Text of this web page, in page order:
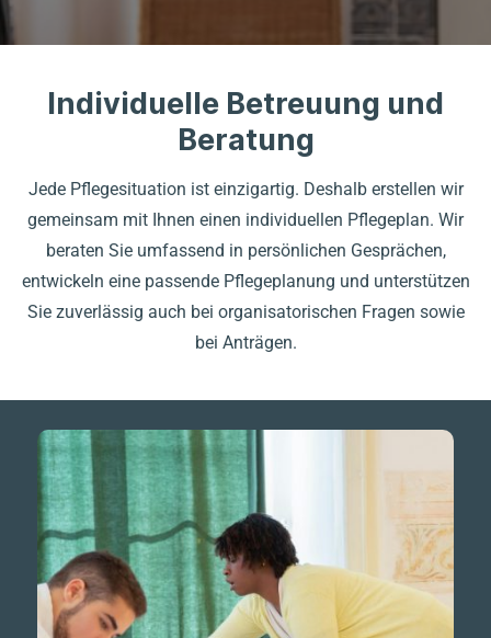
Individuelle Betreuung und
Beratung
Jede Pflegesituation ist einzigartig. Deshalb erstellen wir
gemeinsam mit Ihnen einen individuellen Pflegeplan. Wir
beraten Sie umfassend in persönlichen Gesprächen,
entwickeln eine passende Pflegeplanung und unterstützen
Sie zuverlässig auch bei organisatorischen Fragen sowie
bei Anträgen.